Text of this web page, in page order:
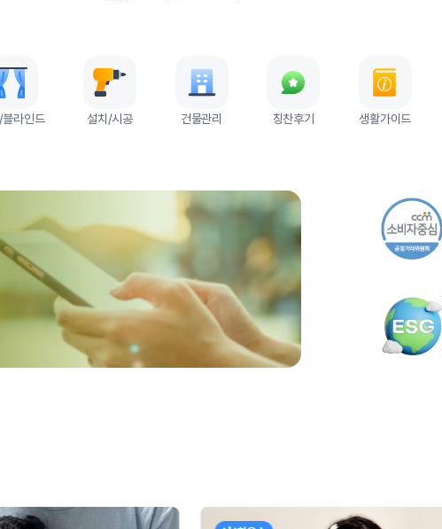
이사 단OO (강서구 02:16)
홍OO (노원구 02:16)
이사 송OO (하남시 01:49)
라인드 설치/시공 건물관리 칭찬후기 생활가이드